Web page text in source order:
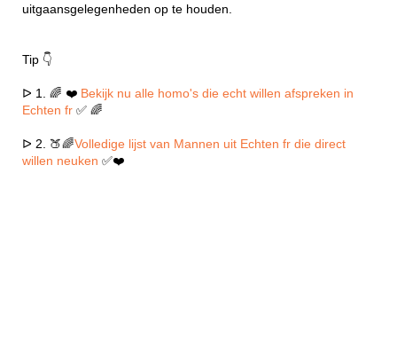
uitgaansgelegenheden op te houden.
Tip 👇
ᐅ 1. 🌈 ❤️ Bekijk nu alle homo's die echt willen afspreken in
Echten fr ✅ 🌈
ᐅ 2. 🍑🌈Volledige lijst van Mannen uit Echten fr die direct
willen neuken ✅❤️